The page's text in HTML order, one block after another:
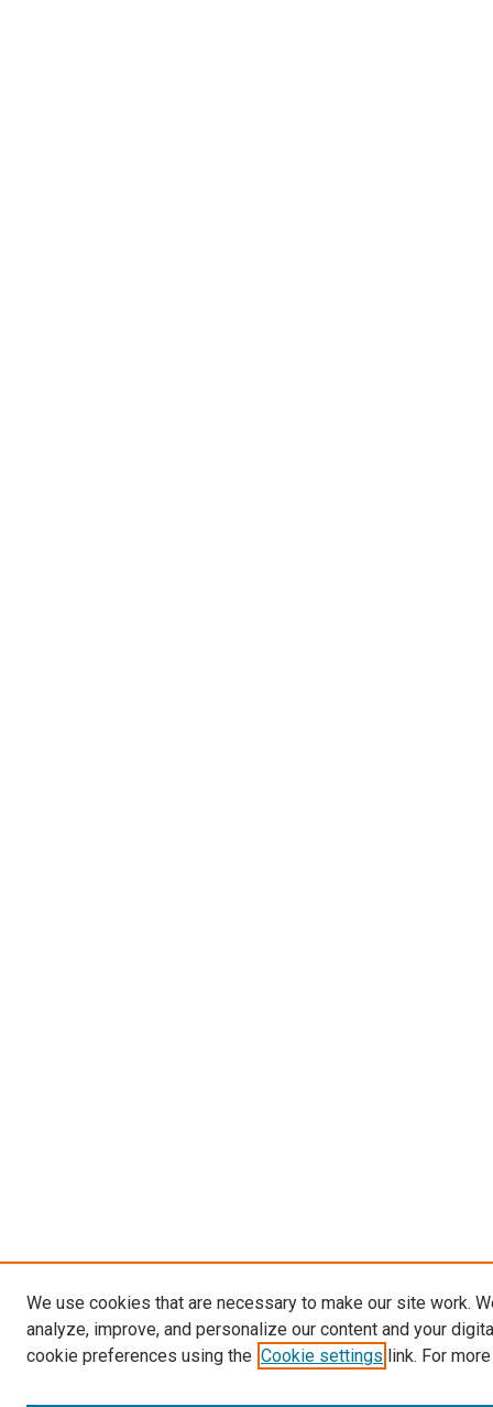
We use cookies that are necessary to make our site work.
analyze, improve, and personalize our content and your
cookie preferences using the Cookie settings link. For